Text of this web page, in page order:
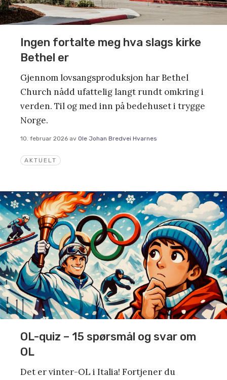
AKTUELT
Ingen fortalte meg hva slags kirke
Bethel er
Gjennom lovsangsproduksjon har Bethel
Church nådd ufattelig langt rundt omkring i
verden. Til og med inn på bedehuset i trygge
Norge.
10. februar 2026 av Ole Johan Bredvei Hvarnes
OL-quiz – 15 spørsmål og svar om
OL
Det er vinter-OL i Italia! Fortjener du